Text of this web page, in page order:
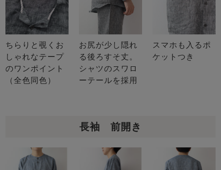
ちらりと覗くお
しゃれなテープ
のワンポイント
（全色同色）
お尻が少し隠れ
る後ろすそ丈。
シャツのスワロ
ーテールを採用
スマホも入るポ
ケットつき
長袖 前開き